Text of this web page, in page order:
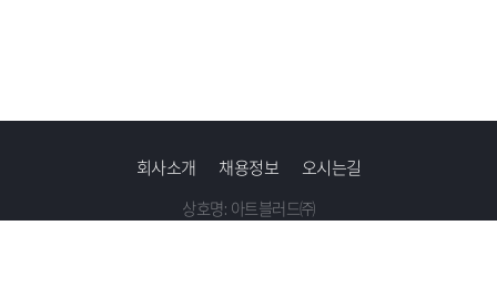
회사소개 채용정보 오시는길
상호명: 아트블러드㈜